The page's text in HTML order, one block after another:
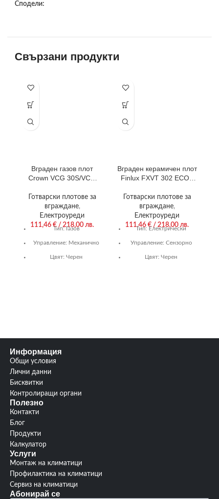
Сподели:
Свързани продукти
Вграден газов плот
Crown VCG 30S/VCG
Готварски плотове за
вграждане,
Електроуреди
111,46 € / 218,00 лв.
Тип: Газов
Управление: Механично
Цвят: Черен
Вграден керамичен плот
Finlux FXVT 302 ECO ,
Готварски плотове за
вграждане,
Електроуреди
111,46 €/ 218,00 лв.
Тип: Електрически
Управление: Сензорно
Цвят: Черен
Информация
Общи условия
Лични данни
Бисквитки
Контролиращи органи
Полезно
Контакти
Блог
Продукти
Калкулатор
Услуги
Монтаж на климатици
Профилактика на климатици
Сервиз на климатици
Абонирай се